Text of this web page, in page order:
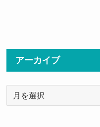
アーカイブ